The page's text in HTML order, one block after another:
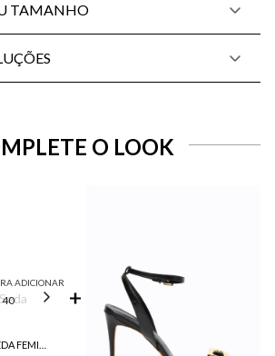
TAMANHO
O LOOK
ADICIONAR
40 42 44